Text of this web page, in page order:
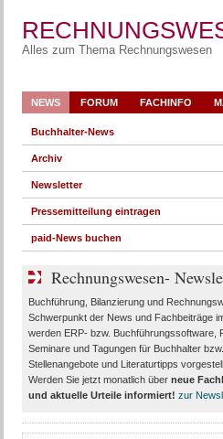
Alles zum Thema Rechnungswesen
NEWS FORUM FACHINFO
Buchhalter-News
Archiv
Newsletter
Pressemitteilung eintragen
paid-News buchen
Rechnungswesen-
Buchführung, Bilanzierung und
Schwerpunkt der News und Fachbeiträge
werden ERP- bzw. Buchführungssoftware,
Seminare und Tagungen für Buchhalter
Stellenangebote und Literaturtipps
Werden Sie jetzt monatlich über neue
und aktuelle Urteileinformiert! zur